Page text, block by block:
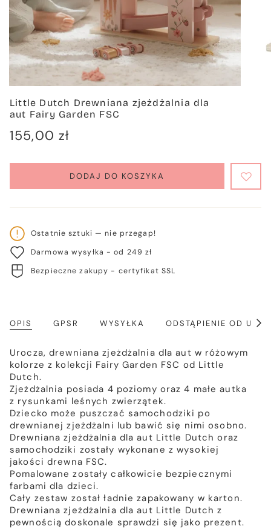
Little Dutch Drewniana zjeżdżalnia dla
aut Fairy Garden FSC
Cena
155,00 zł
DODAJ DO KOSZYKA
Ostatnie sztuki — nie przegap!
Darmowa wysyłka - od 249 zł
Bezpieczne zakupy - certyfikat SSL
OPIS GPSR WYSYŁKA ODSTĄPIENIE OD
Urocza, drewniana zjeżdżalnia dla aut w różowym
kolorze z kolekcji Fairy Garden FSC od Little
Dutch.
Zjeżdżalnia posiada 4 poziomy oraz 4 małe autka
z rysunkami leśnych zwierzątek.
Dziecko może puszczać samochodziki po
drewnianej zjeżdżalni lub bawić się nimi osobno.
Drewniana zjeżdżalnia dla aut Little Dutch oraz
samochodziki zostały wykonane z wysokiej
jakości drewna FSC.
Pomalowane zostały całkowicie bezpiecznymi
farbami dla dzieci.
Cały zestaw został ładnie zapakowany w karton.
Drewniana zjeżdżalnia dla aut Little Dutch z
pewnością doskonale sprawdzi się jako prezent.